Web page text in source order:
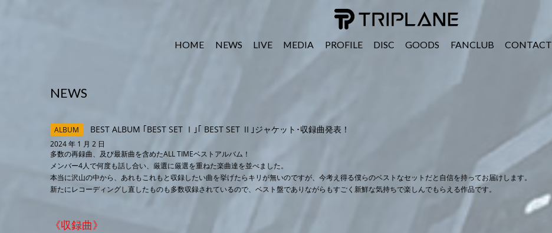
TRIPLANE Passengers
HOME NEWS LIVE MEDIA PROFILE DISC GOODS FANCLUB CONTACT
NEWS
ALBUM BEST ALBUM ｢BEST SET Ⅰ｣｢ BEST SET Ⅱ｣ジャケット･収録曲発表！
2024 年 1 月 2 日
多数の再録曲、及び最新曲を含めたALL TIMEベストアルバム！
メンバー4人で何度も話し合い、厳選に厳選を重ねた楽曲達を並べました。
本当に沢山の中から、あれもこれもと収録したい曲を挙げたらキリが無いのですが、今考え得る僕らのベストなセットだと自信を持ってお届けします。
新たにレコーディングし直したものも多数収録されているので、ベスト盤でありながらもすごく新鮮な気持ちで楽しんでもらえる作品です。
《収録曲》